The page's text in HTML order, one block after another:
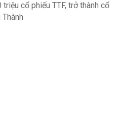
cổ phiếu TTF, trở thành cổ